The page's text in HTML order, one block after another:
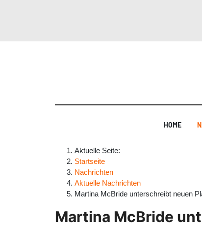
HOME
Aktuelle Seite:
Startseite
Nachrichten
Aktuelle Nachrichten
Martina McBride unterschreibt neuen
Martina McBride